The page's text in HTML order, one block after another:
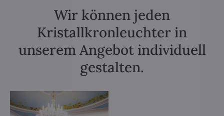
Wir können jeden
Kristallkronleuchter in
unserem Angebot individuell
gestalten.